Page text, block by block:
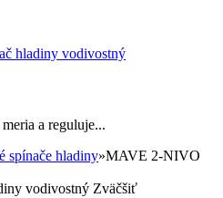
a reguluje...
spínače hladiny»MAVE 2-NIVO
Zväčšiť